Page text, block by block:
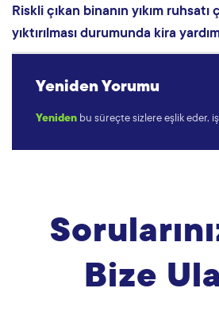
Riskli çıkan binanın yıkım ruhsatı
yıktırılması durumunda kira
Yeniden Yorumu
Yeniden bu süreçte sizlere eşlik eder,
Bize